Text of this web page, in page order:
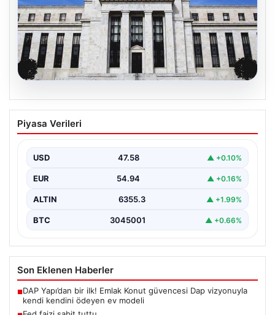
04.08.2026
Fed faizi sabit tuttu
Piyasa Verileri
USD 47.58 ▲ +0.10%
EUR 54.94 ▲ +0.16%
ALTIN 6355.3 ▲ +1.99%
BTC 3045001 ▲ +0.66%
Son Eklenen Haberler
■DAP Yapı’dan bir ilk! Emlak Konut güvencesi Dap vizyonuyla
kendi kendini ödeyen ev modeli